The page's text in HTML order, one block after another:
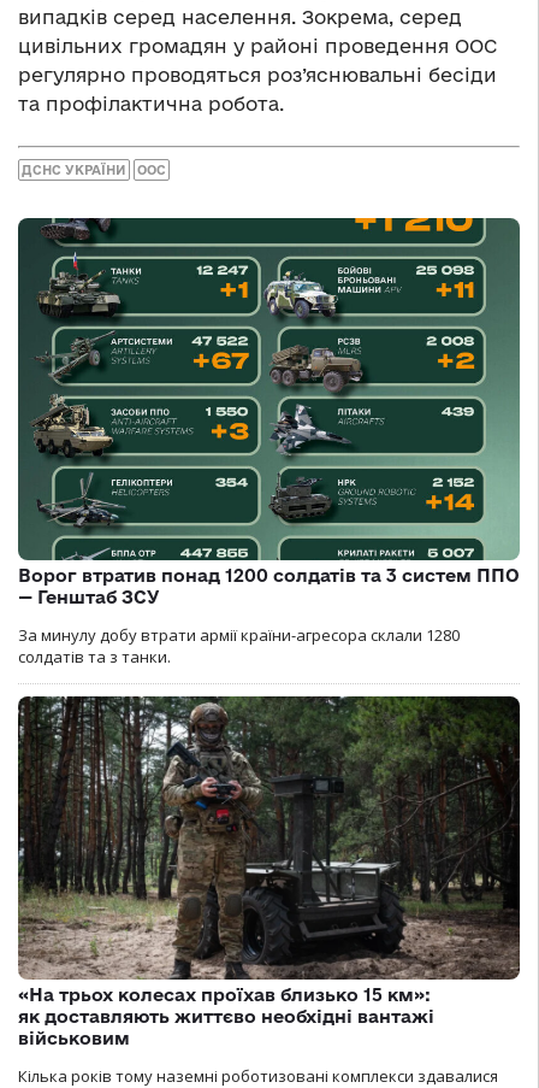
випадків серед населення. Зокрема, серед
цивільних громадян у районі проведення ООС
регулярно проводяться роз’яснювальні бесіди
та профілактична робота.
ДСНС УКРАЇНИ ООС
Ворог втратив понад 1200 солдатів та 3 систем ППО
— Генштаб ЗСУ
За минулу добу втрати армії країни-агресора склали 1280
солдатів та з танки.
«На трьох колесах проїхав близько 15 км»:
як доставляють життєво необхідні вантажі
військовим
Кілька років тому наземні роботизовані комплекси здавалися